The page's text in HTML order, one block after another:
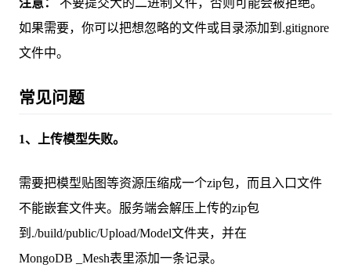
注意：
不要提交大的二进制文件，否则可能会被拒绝。
如果需要，你可以把想忽略的文件或目录添加到.gitignore
文件中。
常见问题
1、上传模型失败。
需要把模型贴图等资源压缩成一个zip包，而且入口文件
不能嵌套文件夹。服务端会解压上传的zip包
到./build/public/Upload/Model文件夹，并在
MongoDB _Mesh表里添加一条记录。